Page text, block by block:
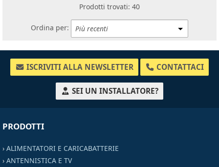
Prodotti trovati: 40
Ordina per:
ISCRIVITI ALLA NEWSLETTER CONTATTACI
SEI UN INSTALLATORE?
PRODOTTI
› ALIMENTATORI E CARICABATTERIE
› ANTENNISTICA E TV